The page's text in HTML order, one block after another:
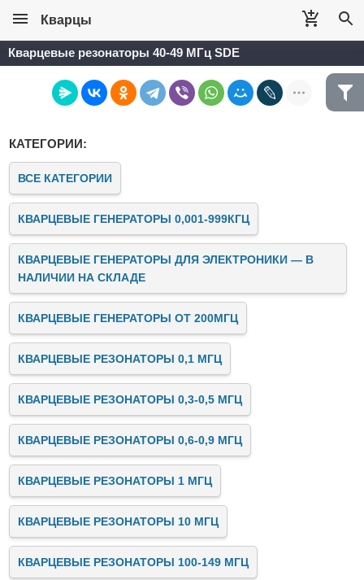
Кварцы
Кварцевые резонаторы 40-49 МГц SDE
КАТЕГОРИИ:
ВСЕ КАТЕГОРИИ
КВАРЦЕВЫЕ ГЕНЕРАТОРЫ 0,001-999КГЦ
КВАРЦЕВЫЕ ГЕНЕРАТОРЫ ДЛЯ ЭЛЕКТРОНИКИ — В
НАЛИЧИИ НА СКЛАДЕ
КВАРЦЕВЫЕ ГЕНЕРАТОРЫ ОТ 200МГЦ
КВАРЦЕВЫЕ РЕЗОНАТОРЫ 0,1 МГЦ
КВАРЦЕВЫЕ РЕЗОНАТОРЫ 0,3-0,5 МГЦ
КВАРЦЕВЫЕ РЕЗОНАТОРЫ 0,6-0,9 МГЦ
КВАРЦЕВЫЕ РЕЗОНАТОРЫ 1 МГЦ
КВАРЦЕВЫЕ РЕЗОНАТОРЫ 10 МГЦ
КВАРЦЕВЫЕ РЕЗОНАТОРЫ 100-149 МГЦ